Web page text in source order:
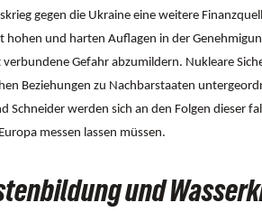
gegen die Ukraine eine weitere
und harten Auflagen in der
Gefahr abzumildern. Nukleare
Beziehungen zu Nachbarstaaten
Schneider werden sich an den Folgen dieser
messen lassen müssen.
und